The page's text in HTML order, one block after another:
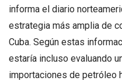
informa el diario
estrategia más amplia de
Cuba. Según estas
estaría incluso evaluando
importaciones de petróleo